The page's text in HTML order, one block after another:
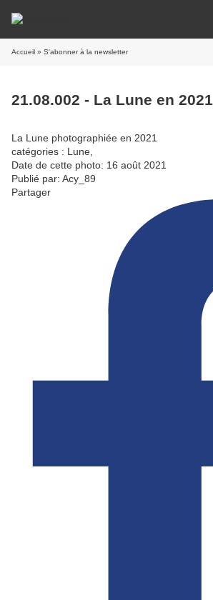
Accueil » S'abonner à la newsletter
21.08.002 - La Lune en 2021
La Lune photographiée en 2021
catégories : Lune,
Date de cette photo: 16 août 2021
Publié par: Acy_89
Partager